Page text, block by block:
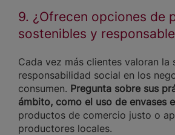
9. ¿Ofrecen opciones de
sostenibles y
Cada vez más clientes valoran la
responsabilidad social en los
consumen. Pregunta sobre sus
ámbito, como el uso de envases
productos de comercio justo o
productores locales.